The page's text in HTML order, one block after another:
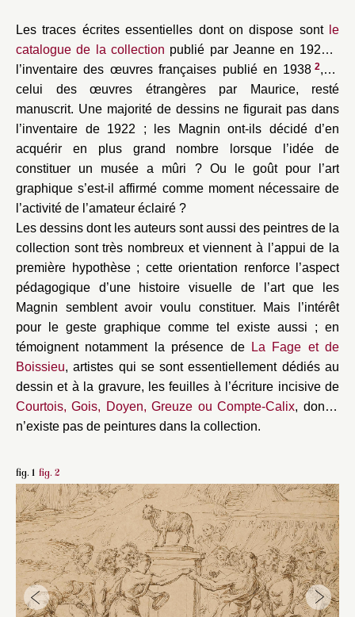
Les traces écrites essentielles dont on dispose sont le
catalogue de la collection publié par Jeanne en 1922
l’inventaire des œuvres françaises publié en 1938 2, et
celui des œuvres étrangères par Maurice, resté
manuscrit. Une majorité de dessins ne figurait pas dans
l’inventaire de 1922 ; les Magnin ont-ils décidé d’en
acquérir en plus grand nombre lorsque l’idée de
constituer un musée a mûri ? Ou le goût pour l’art
graphique s’est-il affirmé comme moment nécessaire de
l’activité de l’amateur éclairé ?
Les dessins dont les auteurs sont aussi des peintres de la
collection sont très nombreux et viennent à l’appui de la
première hypothèse ; cette orientation renforce l’aspect
pédagogique d’une histoire visuelle de l’art que les
Magnin semblent avoir voulu constituer. Mais l’intérêt
pour le geste graphique comme tel existe aussi ; en
témoignent notamment la présence de
La Fage et de
Boissieu, artistes qui se sont essentiellement dédiés au
dessin et à la gravure, les feuilles à l’écriture incisive de
Courtois, Gois, Doyen, Greuze ou Compte-Calix, dont il
n’existe pas de peintures dans la collection.
fig. 1 fig. 2